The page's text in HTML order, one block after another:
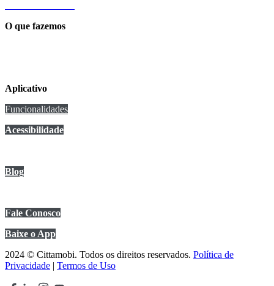
O que fazemos
Aplicativo
Funcionalidades
Acessibilidade
Blog
Fale Conosco
Baixe o App
2024 © Cittamobi. Todos os direitos reservados. Política de
Privacidade | Termos de Uso